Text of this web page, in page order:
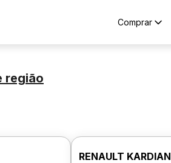
Comprar
região
RENAULT KARDIAN